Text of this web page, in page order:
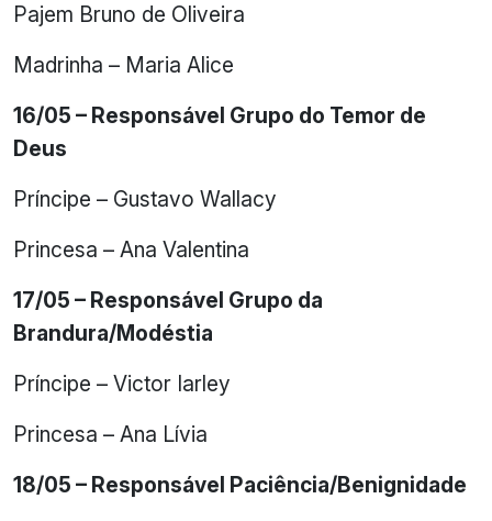
Pajem Bruno de Oliveira
Madrinha – Maria Alice
16/05 – Responsável Grupo do Temor de
Deus
Príncipe – Gustavo Wallacy
Princesa – Ana Valentina
17/05 – Responsável Grupo da
Brandura/Modéstia
Príncipe – Victor Iarley
Princesa – Ana Lívia
18/05 – Responsável Paciência/Benignidade